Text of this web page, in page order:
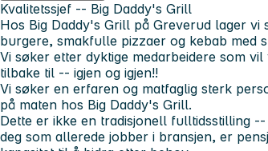
Kvalitetssjef -- Big Daddy's Grill
Hos Big Daddy's Grill på Greverud lager vi
burgere, smakfulle pizzaer og kebab med
Vi søker etter dyktige medarbeidere som
tilbake til -- igjen og igjen!!
Vi søker en erfaren og matfaglig sterk
på maten hos Big Daddy's Grill.
Dette er ikke en tradisjonell fulltidsstilling
deg som allerede jobber i bransjen, er